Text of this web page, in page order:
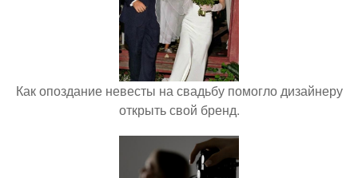
Как опоздание невесты на свадьбу помогло дизайнеру
открыть свой бренд.